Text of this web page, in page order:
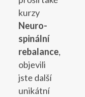
kurzy
Neuro-
spinální
rebalance,
objevili
jste další
unikátní